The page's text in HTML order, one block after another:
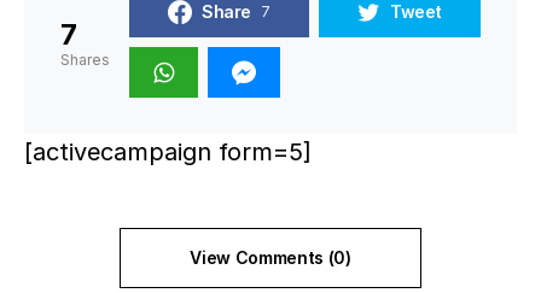
7
Shares
Share 7 Tweet
[activecampaign form=5]
View Comments (0)